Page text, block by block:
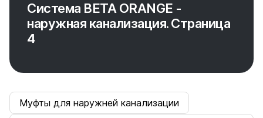
Система BETA ORANGE -
наружная канализация. Страница
4
Муфты для наружней канализации